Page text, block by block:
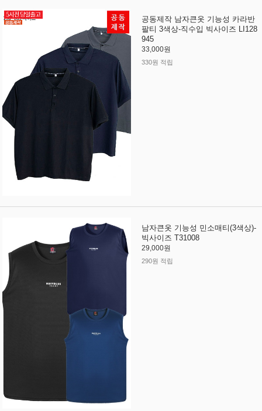
공동제작 남자큰옷 기능성 카라반
팔티 3색상-직수입 빅사이즈 LI128
945
33,000원
330원 적립
남자큰옷 기능성 민소매티(3색상)-
빅사이즈 T31008
29,000원
290원 적립